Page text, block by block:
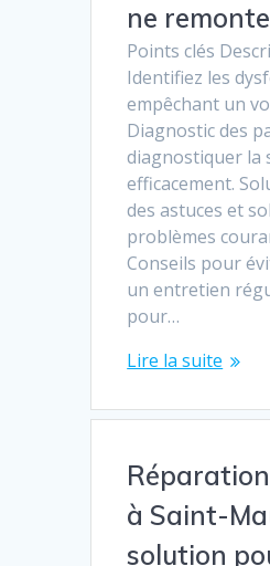
ne
Points clés
Identifiez les
empêchant un
Diagnostic des
diagnostiquer la
efficacement.
des astuces et
problèmes
Conseils pour
un entretien
pour…
Lire la suite
à Saint-
solution